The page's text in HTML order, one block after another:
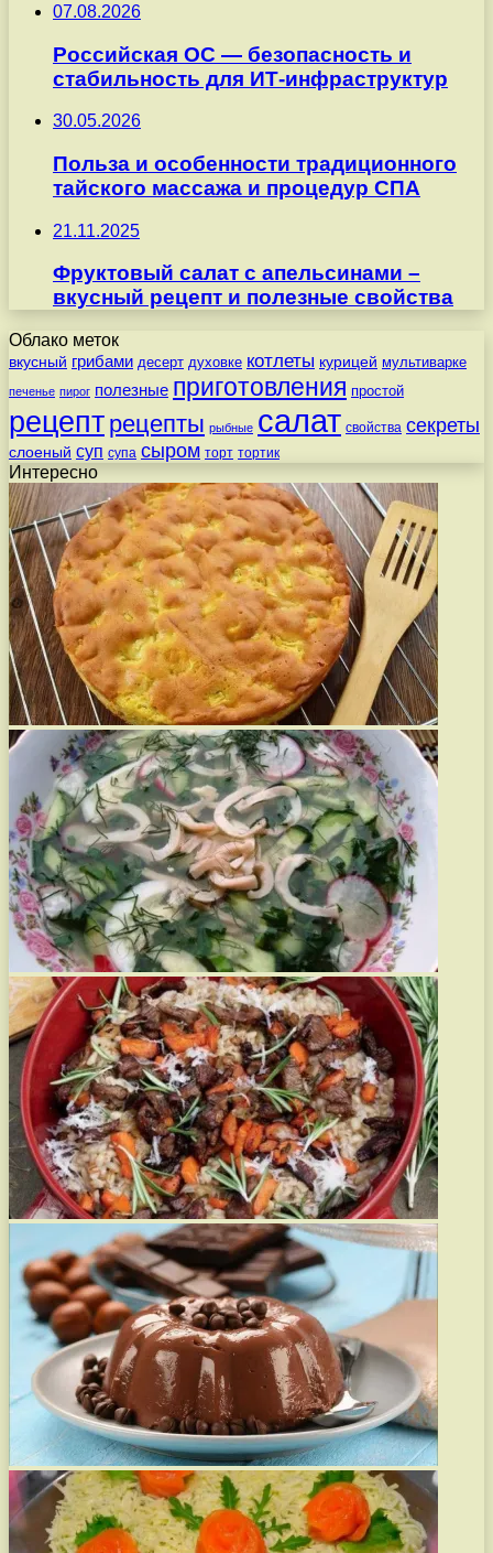
07.08.2026
Российская ОС — безопасность и
стабильность для ИТ-инфраструктур
30.05.2026
Польза и особенности традиционного
тайского массажа и процедур СПА
21.11.2025
Фруктовый салат с апельсинами –
вкусный рецепт и полезные свойства
Облако меток
вкусный грибами десерт духовке котлеты курицей мультиварке
печенье пирог полезные приготовления простой
рецепт рецепты рыбные салат свойства секреты
слоеный суп супа сыром торт тортик
Интересно